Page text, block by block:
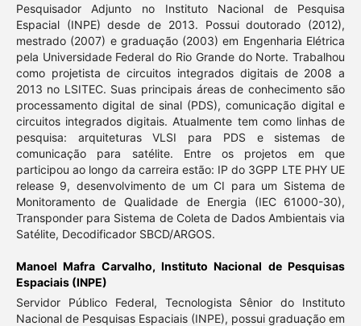
Pesquisador Adjunto no Instituto Nacional de Pesquisa
Espacial (INPE) desde de 2013. Possui doutorado (2012),
mestrado (2007) e graduação (2003) em Engenharia Elétrica
pela Universidade Federal do Rio Grande do Norte. Trabalhou
como projetista de circuitos integrados digitais de 2008 a
2013 no LSITEC. Suas principais áreas de conhecimento são
processamento digital de sinal (PDS), comunicação digital e
circuitos integrados digitais. Atualmente tem como linhas de
pesquisa: arquiteturas VLSI para PDS e sistemas de
comunicação para satélite. Entre os projetos em que
participou ao longo da carreira estão: IP do 3GPP LTE PHY UE
release 9, desenvolvimento de um CI para um Sistema de
Monitoramento de Qualidade de Energia (IEC 61000-30),
Transponder para Sistema de Coleta de Dados Ambientais via
Satélite, Decodificador SBCD/ARGOS.
Manoel Mafra Carvalho, Instituto Nacional de Pesquisas
Espaciais (INPE)
Servidor Público Federal, Tecnologista Sênior do Instituto
Nacional de Pesquisas Espaciais (INPE), possui graduação em